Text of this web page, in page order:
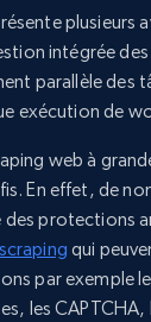
plusieurs
intégrée
parallèle des
exécution de
web à
En effet, de
des protections
qui
par exemple
les CAPTCHA,